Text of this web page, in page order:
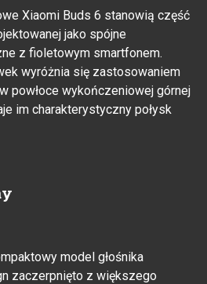
Xiaomi Buds 6 stanowią część
jako spójne
z fioletowym smartfonem.
wyróżnia się zastosowaniem
powłoce wykończeniowej górnej
im charakterystyczny połysk
model głośnika
zaczerpnięto z większego